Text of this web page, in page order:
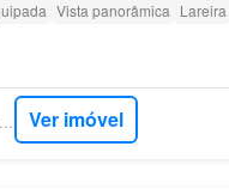
Vista panorâmica Lareira
Ver imóvel